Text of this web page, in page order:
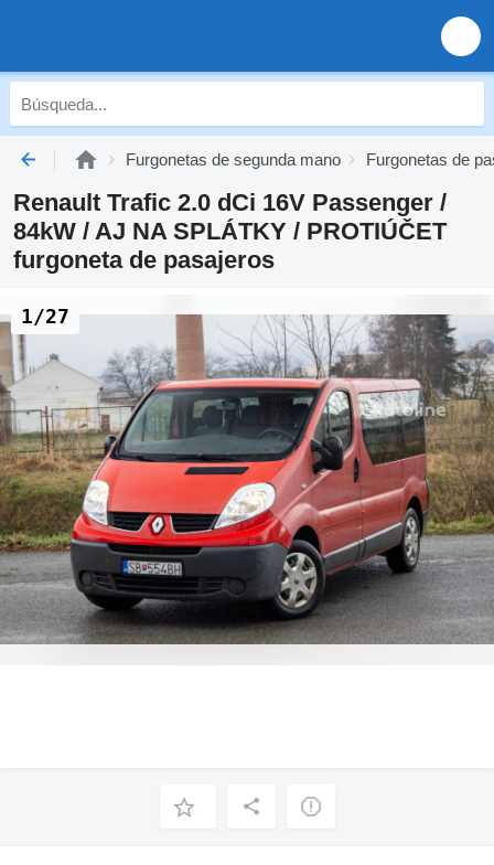
Furgonetas de segunda mano Furgonetas de
Renault Trafic 2.0 dCi 16V Passenger /
84kW / AJ NA SPLÁTKY / PROTIÚČET
furgoneta de pasajeros
1/27